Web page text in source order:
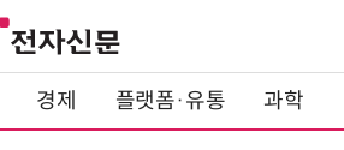
경제 플랫폼·유통 과학